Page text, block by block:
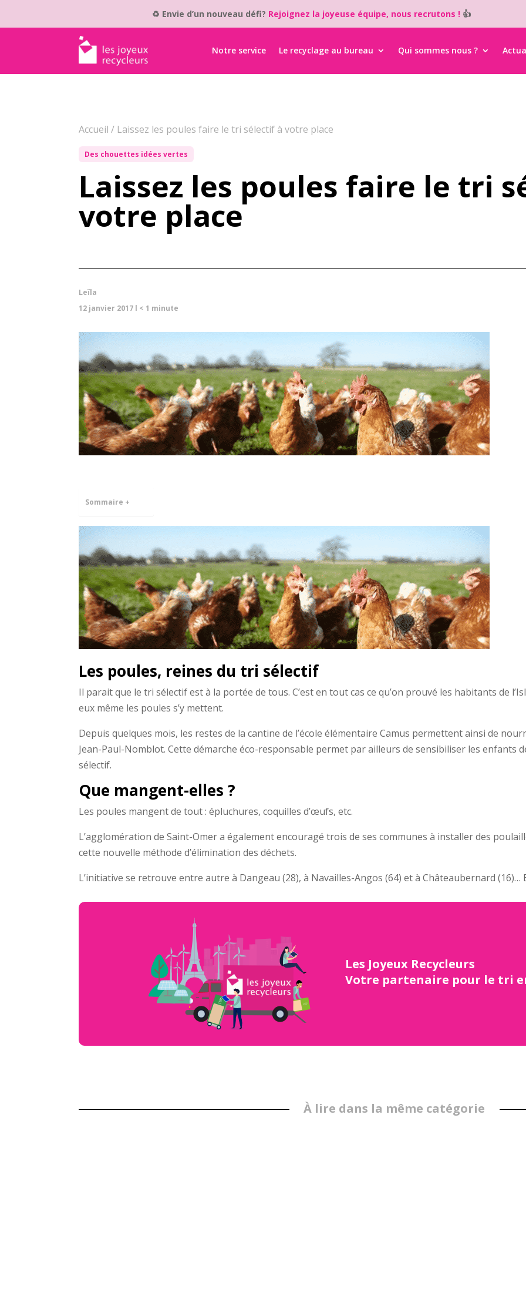
♻️ Envie d’un nouveau défi? Rejoignez la joyeuse équipe, nous recrutons ! 👍
Notre service Le recyclage au bureau Qui sommes nous ?
Accueil / Laissez les poules faire le tri sélectif à votre place
Des chouettes idées vertes
Laissez les poules faire le tri
votre place
Leïla
12 janvier 2017 l < 1 minute
Sommaire +
Les poules, reines du tri sélectif
Il parait que le tri sélectif est à la portée de tous. C’est en tout cas ce qu’on prouvé les habitants de
eux même les poules s’y mettent.
Depuis quelques mois, les restes de la cantine de l’école élémentaire Camus permettent ainsi de
Jean-Paul-Nomblot. Cette démarche éco-responsable permet par ailleurs de sensibiliser les enfants
sélectif.
Que mangent-elles ?
Les poules mangent de tout : épluchures, coquilles d’œufs, etc.
L’agglomération de Saint-Omer a également encouragé trois de ses communes à installer des
cette nouvelle méthode d’élimination des déchets.
L’initiative se retrouve entre autre à Dangeau (28), à Navailles-Angos (64) et à Châteaubernard (16)…
Les Joyeux Recycleurs
Votre partenaire pour le tri
À lire dans la même catégorie